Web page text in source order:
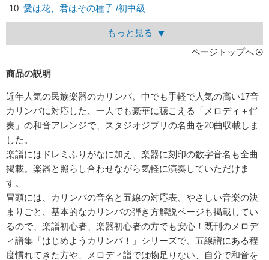
10 愛は花、君はその種子 /初中級
もっと見る
ページトップへ
商品の説明
近年人気の民族楽器のカリンバ。中でも手軽で人気の高い17音
カリンバに対応した、一人でも豪華に聴こえる「メロディ＋伴
奏」の和音アレンジで、スタジオジブリの名曲を20曲収載しま
した。
楽譜にはドレミふりがなに加え、楽器に刻印の数字音名も全曲
掲載。楽器と照らし合わせながら気軽に演奏していただけま
す。
冒頭には、カリンバの音名と五線の対応表、やさしい音楽の決
まりごと、基本的なカリンバの弾き方解説ページも掲載してい
るので、楽譜初心者、楽器初心者の方でも安心！既刊のメロデ
ィ譜集「はじめようカリンバ！」シリーズで、五線譜にある程
度慣れてきた方や、メロディ譜では物足りない、自分で和音を